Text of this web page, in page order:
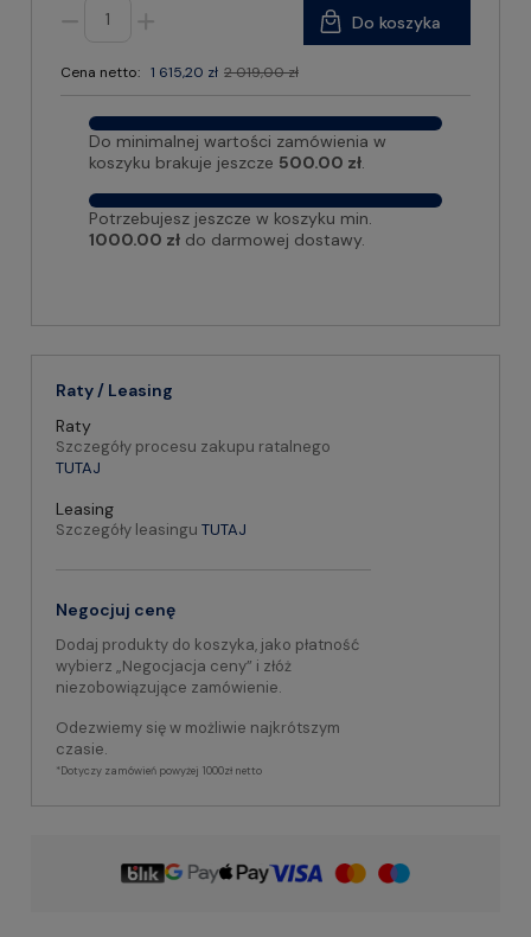
Cena netto: 1 615,20 zł 2 019,00 zł
Do koszyka
Do minimalnej wartości zamówienia w
koszyku brakuje jeszcze 500.00 zł.
Potrzebujesz jeszcze w koszyku min.
1000.00 zł do darmowej dostawy.
Raty / Leasing
Raty
Szczegóły procesu zakupu ratalnego
TUTAJ
Leasing
Szczegóły leasingu TUTAJ
Negocjuj cenę
Dodaj produkty do koszyka, jako płatność
wybierz „Negocjacja ceny” i złóż
niezobowiązujące zamówienie.
Odezwiemy się w możliwie najkrótszym
czasie.
*Dotyczy zamówień powyżej 1000zł netto